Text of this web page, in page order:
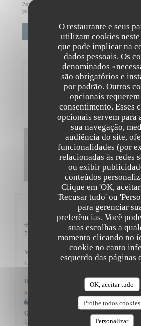
O restaurante e seus
utilizam cookies neste
que pode implicar na
dados pessoais. Os
denominados
são obrigatórios e
por padrão. Outros
opcionais requerem
consentimento. Esses
opcionais servem para
sua navegação,
audiência do site,
funcionalidades (por
relacionadas às redes
ou exibir
conteúdos
Clique em 'OK,
'Recusar tudo' ou
para gerenciar
preferências. Você
suas escolhas a
momento clicando no
cookie no canto
esquerdo das páginas
OK, aceitar tudo
Proíbe todos cookies
Personalizar
Para mais informações sobre o tratamento dos seus dados,
privacidade
Reserva
RESERVAR UMA
Menus
DESCUBRA O NOSSO
Informações gerais
69 Rue Caulaincourt,
75018 Paris
((abre numa nova janela))
Metro
Lamarck-Caulaincourt (ligne 12)
Horário de abertura
Seg
Qua
12:00 - 13:45